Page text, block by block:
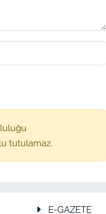
tutulamaz.
E-GAZETE